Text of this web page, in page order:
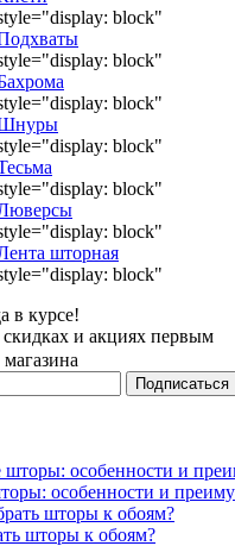
block"
block"
block"
block"
block"
block"
шторная
block"
в курсе!
скидках и акциях первым
особенности и
шторы к обоям?